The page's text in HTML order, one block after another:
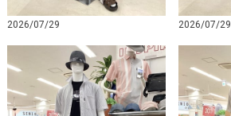
2026/07/29 2026/07/29